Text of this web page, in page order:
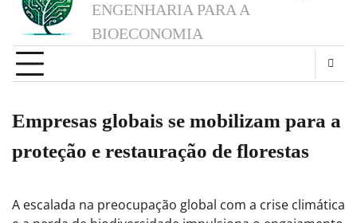
ENGENHARIA PARA A
BIOECONOMIA
Empresas globais se mobilizam para a
proteção e restauração de florestas
A escalada na preocupação global com a crise climática